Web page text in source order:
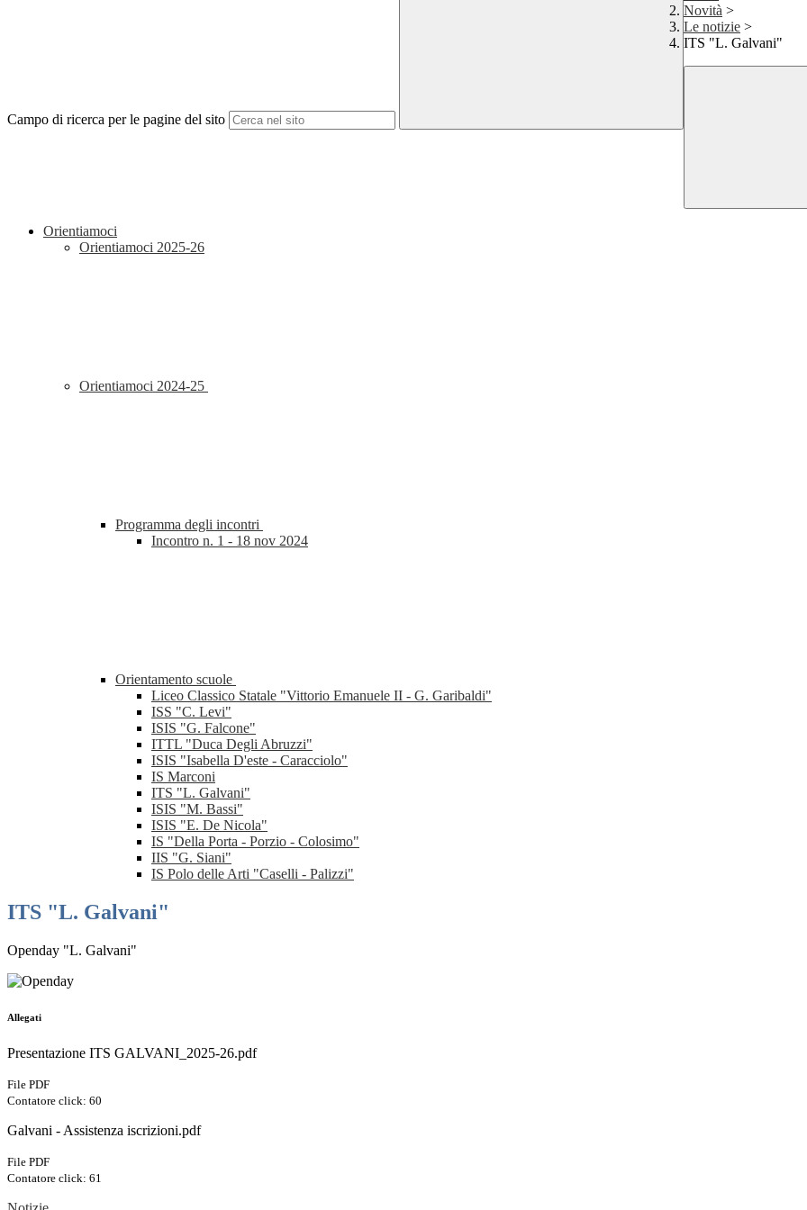
Campo di ricerca per le pagine del sito
Novità >
Le notizie >
ITS "L. Galvani"
Orientiamoci
Orientiamoci 2025-26
Orientiamoci 2024-25
Programma degli incontri
Incontro n. 1 - 18 nov 2024
Orientamento scuole
Liceo Classico Statale "Vittorio Emanuele II - G. Garibaldi"
ISS "C. Levi"
ISIS "G. Falcone"
ITTL "Duca Degli Abruzzi"
ISIS "Isabella D'este - Caracciolo"
IS Marconi
ITS "L. Galvani"
ISIS "M. Bassi"
ISIS "E. De Nicola"
IS "Della Porta - Porzio - Colosimo"
IIS "G. Siani"
IS Polo delle Arti "Caselli - Palizzi"
ITS "L. Galvani"
Openday "L. Galvani"
Allegati
Presentazione ITS GALVANI_2025-26.pdf
File PDF
Contatore click: 60
Galvani - Assistenza iscrizioni.pdf
File PDF
Contatore click: 61